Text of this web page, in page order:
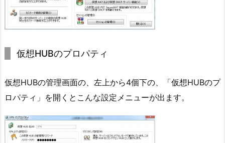
仮想HUBのプロパティ
仮想HUBの管理画面の、左上から4個下の、「仮想HUBのプ
ロパティ」を開くとこんな設定メニューが出ます。